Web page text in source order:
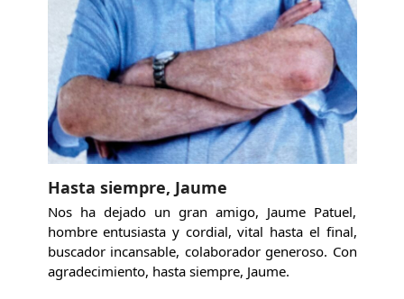
Hasta siempre, Jaume
Nos ha dejado un gran amigo, Jaume Patuel,
hombre entusiasta y cordial, vital hasta el final,
buscador incansable, colaborador generoso. Con
agradecimiento, hasta siempre, Jaume.